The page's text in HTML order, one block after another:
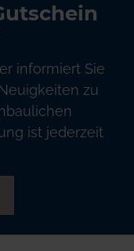
informiert Sie
zu
ist jederzeit